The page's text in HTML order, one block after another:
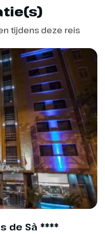
Onze eerste
Setúbal,
maken.
naar Cabo
we heerlijk
van het
Atlantische
bezoeken we een
Hier
keramieken tegels
geschilderde
en
we
Lissabon maken
bij Monumento
28 meter hoog
tijdens deze reis
de Sà ****